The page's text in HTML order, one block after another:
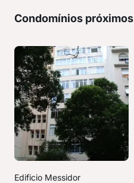
Condomínios próximos
Edificio Messidor